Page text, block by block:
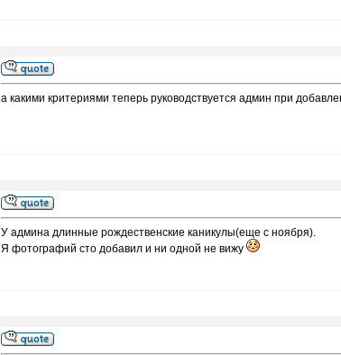
а какими критериями теперь руководствуется админ при
У админа длинные рождественские каникулы(еще с ноября).
Я фотографий сто добавил и ни одной не вижу